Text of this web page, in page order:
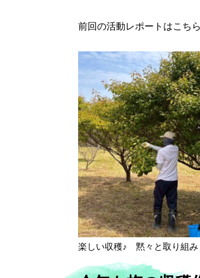
前回の活動レポートはこ
楽しい収穫♪ 黙々と取り組み